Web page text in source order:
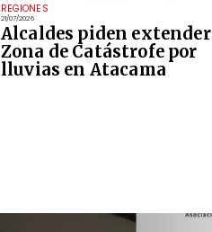
REGIONES
21/07/2026
Alcaldes piden extender
Zona de Catástrofe por
lluvias en Atacama